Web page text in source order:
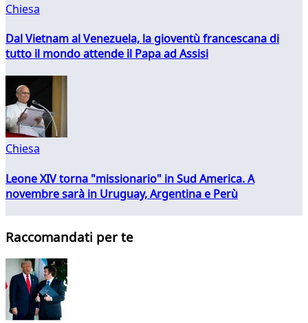
Chiesa
Dal Vietnam al Venezuela, la gioventù francescana di
tutto il mondo attende il Papa ad Assisi
Chiesa
Leone XIV torna "missionario" in Sud America. A
novembre sarà in Uruguay, Argentina e Perù
Raccomandati per te